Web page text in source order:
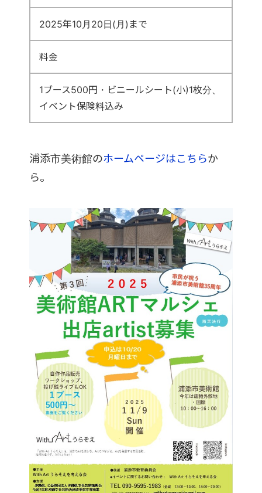
2025年10月20日(月)まで
料金
1ブース500円・ビニールシート(小)1枚分、
イベント保険料込み
浦添市美術館のホームページはこちらか
ら。